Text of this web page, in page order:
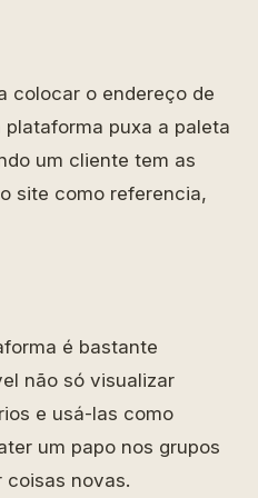
colocar o endereço de
puxa a paleta
um cliente tem as
site como referencia,
é bastante
não só visualizar
e usá-las como
um papo nos grupos
coisas novas.